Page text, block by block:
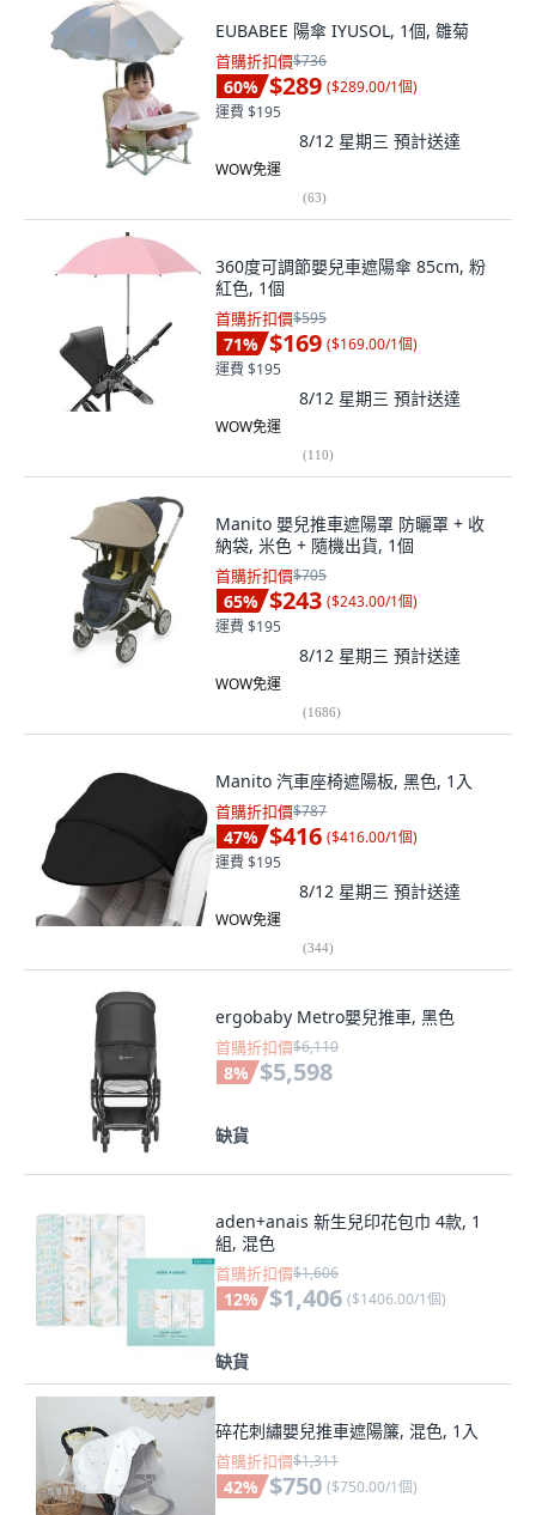
EUBABEE 陽傘 IYUSOL, 1個, 雛菊
首購折扣價$736
60% $289 ($289.00/1個)
運費 $195
8/12 星期三 預計送達
WOW免運
(63)
360度可調節嬰兒車遮陽傘 85cm, 粉
紅色, 1個
首購折扣價$595
71% $169 ($169.00/1個)
運費 $195
8/12 星期三 預計送達
WOW免運
(110)
Manito 嬰兒推車遮陽罩 防曬罩 + 收
納袋, 米色 + 隨機出貨, 1個
首購折扣價$705
65% $243 ($243.00/1個)
運費 $195
8/12 星期三 預計送達
WOW免運
(1686)
Manito 汽車座椅遮陽板, 黑色, 1入
首購折扣價$787
47% $416 ($416.00/1個)
運費 $195
8/12 星期三 預計送達
WOW免運
(344)
ergobaby Metro嬰兒推車, 黑色
首購折扣價$6,110
8% $5,598
缺貨
aden+anais 新生兒印花包巾 4款, 1
組, 混色
首購折扣價$1,606
12% $1,406 ($1406.00/1個)
缺貨
碎花刺繡嬰兒推車遮陽簾, 混色, 1入
首購折扣價$1,311
42% $750 ($750.00/1個)